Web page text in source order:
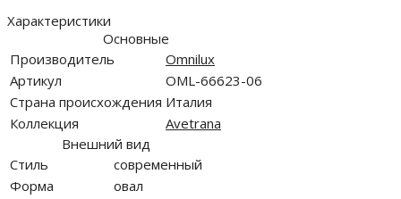
Характеристики
Основные
Производитель
Omnilux
Артикул
OML-66623-06
Страна происхождения Италия
Коллекция
Avetrana
Внешний вид
Стиль
современный
Форма
овал